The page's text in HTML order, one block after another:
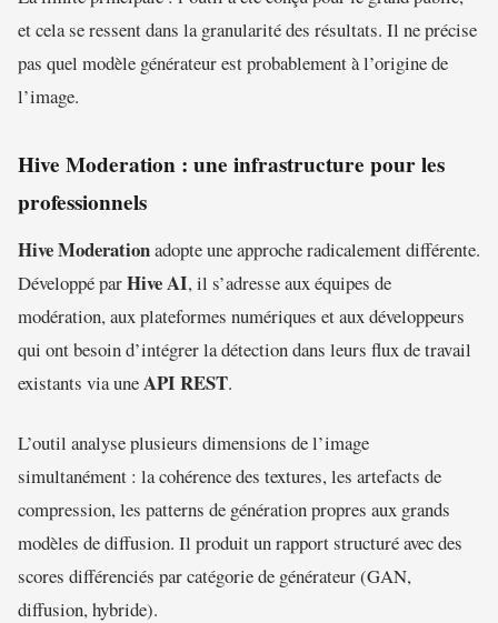
et cela se ressent dans la granularité des résultats. Il ne précise
pas quel modèle générateur est probablement à l’origine de
l’image.
Hive Moderation : une infrastructure pour les
professionnels
Hive Moderationadopte une approche radicalement différente.
Développé parHive AI, il s’adresse aux équipes de
modération, aux plateformes numériques et aux développeurs
qui ont besoin d’intégrer la détection dans leurs flux de travail
existants via uneAPI REST.
L’outil analyse plusieurs dimensions de l’image
simultanément : la cohérence des textures, les artefacts de
compression, les patterns de génération propres aux grands
modèles de diffusion. Il produit un rapport structuré avec des
scores différenciés par catégorie de générateur (GAN,
diffusion, hybride).